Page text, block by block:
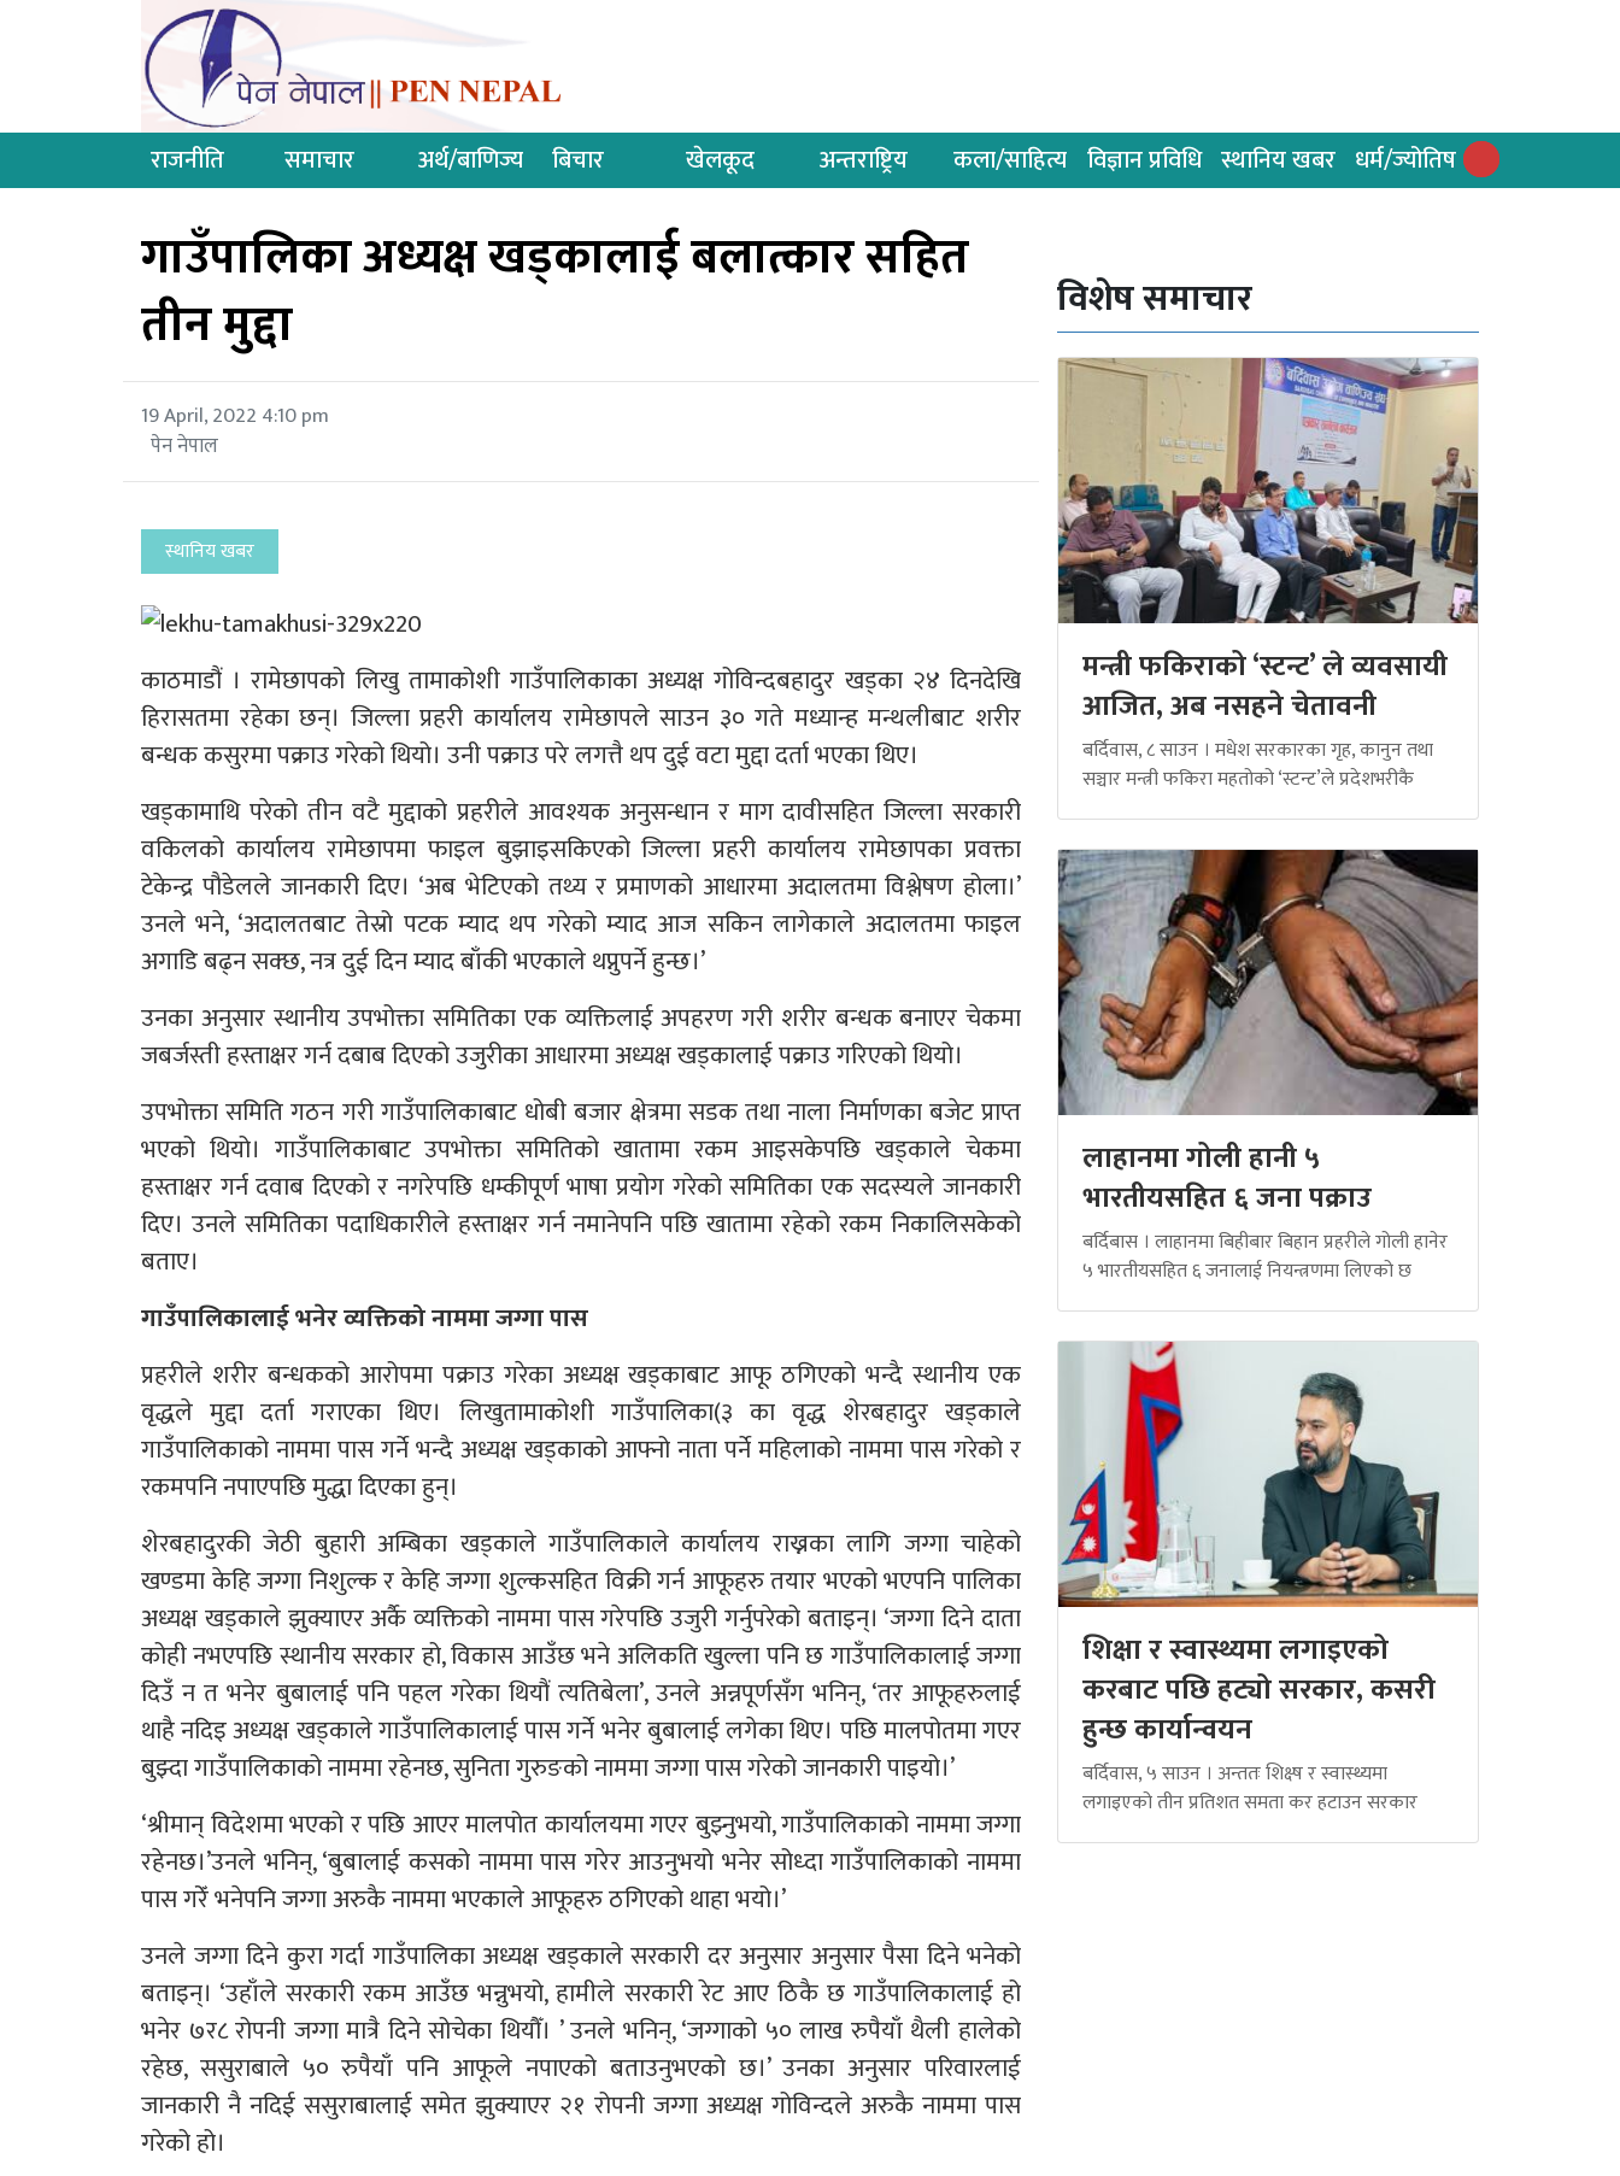
राजनीति समाचार अर्थ/बाणिज्य बिचार खेलकूद अन्तराष्ट्रिय कला/साहित्य विज्ञान प्रविधि स्थानिय खबर धर्म/ज्योतिष
गाउँपालिका अध्यक्ष खड्कालाई बलात्कार सहित
तीन मुद्दा
19 April, 2022 4:10 pm
पेन नेपाल
स्थानिय खबर
काठमाडौं । रामेछापको लिखु तामाकोशी गाउँपालिकाका अध्यक्ष गोविन्दबहादुर खड्का २४ दिनदेखि
हिरासतमा रहेका छन्। जिल्ला प्रहरी कार्यालय रामेछापले साउन ३० गते मध्यान्ह मन्थलीबाट शरीर
बन्धक कसुरमा पक्राउ गरेको थियो। उनी पक्राउ परे लगत्तै थप दुई वटा मुद्दा दर्ता भएका थिए।
खड्कामाथि परेको तीन वटै मुद्दाको प्रहरीले आवश्यक अनुसन्धान र माग दावीसहित जिल्ला सरकारी
वकिलको कार्यालय रामेछापमा फाइल बुझाइसकिएको जिल्ला प्रहरी कार्यालय रामेछापका प्रवक्ता
टेकेन्द्र पौडेलले जानकारी दिए। ‘अब भेटिएको तथ्य र प्रमाणको आधारमा अदालतमा विश्लेषण होला।’
उनले भने, ‘अदालतबाट तेस्रो पटक म्याद थप गरेको म्याद आज सकिन लागेकाले अदालतमा फाइल
अगाडि बढ्न सक्छ, नत्र दुई दिन म्याद बाँकी भएकाले थप्नुपर्ने हुन्छ।’
उनका अनुसार स्थानीय उपभोक्ता समितिका एक व्यक्तिलाई अपहरण गरी शरीर बन्धक बनाएर चेकमा
जबर्जस्ती हस्ताक्षर गर्न दबाब दिएको उजुरीका आधारमा अध्यक्ष खड्कालाई पक्राउ गरिएको थियो।
उपभोक्ता समिति गठन गरी गाउँपालिकाबाट धोबी बजार क्षेत्रमा सडक तथा नाला निर्माणका बजेट प्राप्त
भएको थियो। गाउँपालिकाबाट उपभोक्ता समितिको खातामा रकम आइसकेपछि खड्काले चेकमा
हस्ताक्षर गर्न दवाब दिएको र नगरेपछि धम्कीपूर्ण भाषा प्रयोग गरेको समितिका एक सदस्यले जानकारी
दिए। उनले समितिका पदाधिकारीले हस्ताक्षर गर्न नमानेपनि पछि खातामा रहेको रकम निकालिसकेको
बताए।
गाउँपालिकालाई भनेर व्यक्तिको नाममा जग्गा पास
प्रहरीले शरीर बन्धकको आरोपमा पक्राउ गरेका अध्यक्ष खड्काबाट आफू ठगिएको भन्दै स्थानीय एक
वृद्धले मुद्दा दर्ता गराएका थिए। लिखुतामाकोशी गाउँपालिका(३ का वृद्ध शेरबहादुर खड्काले
गाउँपालिकाको नाममा पास गर्ने भन्दै अध्यक्ष खड्काको आफ्नो नाता पर्ने महिलाको नाममा पास गरेको र
रकमपनि नपाएपछि मुद्धा दिएका हुन्।
शेरबहादुरकी जेठी बुहारी अम्बिका खड्काले गाउँपालिकाले कार्यालय राख्नका लागि जग्गा चाहेको
खण्डमा केहि जग्गा निशुल्क र केहि जग्गा शुल्कसहित विक्री गर्न आफूहरु तयार भएको भएपनि पालिका
अध्यक्ष खड्काले झुक्याएर अर्कै व्यक्तिको नाममा पास गरेपछि उजुरी गर्नुपरेको बताइन्। ‘जग्गा दिने दाता
कोही नभएपछि स्थानीय सरकार हो, विकास आउँछ भने अलिकति खुल्ला पनि छ गाउँपालिकालाई जग्गा
दिउँ न त भनेर बुबालाई पनि पहल गरेका थियौं त्यतिबेला’, उनले अन्नपूर्णसँग भनिन्, ‘तर आफूहरुलाई
थाहै नदिइ अध्यक्ष खड्काले गाउँपालिकालाई पास गर्ने भनेर बुबालाई लगेका थिए। पछि मालपोतमा गएर
बुझ्दा गाउँपालिकाको नाममा रहेनछ, सुनिता गुरुङको नाममा जग्गा पास गरेको जानकारी पाइयो।’
‘श्रीमान् विदेशमा भएको र पछि आएर मालपोत कार्यालयमा गएर बुझ्नुभयो, गाउँपालिकाको नाममा जग्गा
रहेनछ।’उनले भनिन्, ‘बुबालाई कसको नाममा पास गरेर आउनुभयो भनेर सोध्दा गाउँपालिकाको नाममा
पास गरेँ भनेपनि जग्गा अरुकै नाममा भएकाले आफूहरु ठगिएको थाहा भयो।’
उनले जग्गा दिने कुरा गर्दा गाउँपालिका अध्यक्ष खड्काले सरकारी दर अनुसार अनुसार पैसा दिने भनेको
बताइन्। ‘उहाँले सरकारी रकम आउँछ भन्नुभयो, हामीले सरकारी रेट आए ठिकै छ गाउँपालिकालाई हो
भनेर ७र८ रोपनी जग्गा मात्रै दिने सोचेका थियौँ। ’ उनले भनिन्, ‘जग्गाको ५० लाख रुपैयाँ थैली हालेको
रहेछ, ससुराबाले ५० रुपैयाँ पनि आफूले नपाएको बताउनुभएको छ।’ उनका अनुसार परिवारलाई
जानकारी नै नदिई ससुराबालाई समेत झुक्याएर २१ रोपनी जग्गा अध्यक्ष गोविन्दले अरुकै नाममा पास
गरेको हो।
विशेष समाचार
मन्त्री फकिराको ‘स्टन्ट’ ले व्यवसायी
आजित, अब नसहने चेतावनी
बर्दिवास, ८ साउन । मधेश सरकारका गृह, कानुन तथा
सञ्चार मन्त्री फकिरा महतोको ‘स्टन्ट’ले प्रदेशभरीकै
लाहानमा गोली हानी ५
भारतीयसहित ६ जना पक्राउ
बर्दिबास । लाहानमा बिहीबार बिहान प्रहरीले गोली हानेर
५ भारतीयसहित ६ जनालाई नियन्त्रणमा लिएको छ
शिक्षा र स्वास्थ्यमा लगाइएको
करबाट पछि हट्यो सरकार, कसरी
हुन्छ कार्यान्वयन
बर्दिवास, ५ साउन । अन्ततः शिक्ष्ष र स्वास्थ्यमा
लगाइएको तीन प्रतिशत समता कर हटाउन सरकार